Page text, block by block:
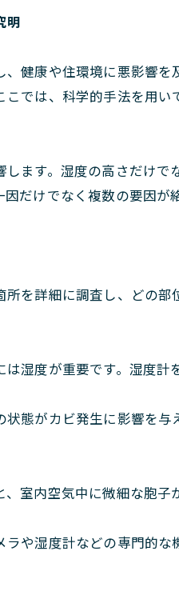
明
健康や住環境に悪影響
では、科学的手法を用
ます。湿度の高さだけ
だけでなく複数の要因
所を詳細に調査し、どの
湿度が重要です。湿度計
状態がカビ発生に影響を
、室内空気中に微細な胞子
ラや湿度計などの専門的